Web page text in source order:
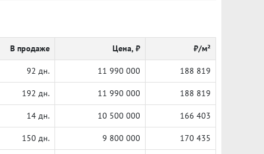
В продаже Цена, ₽ ₽/м²
92 дн. 11 990 000 188 819
192 дн. 11 990 000 188 819
14 дн. 10 500 000 166 403
150 дн. 9 800 000 170 435